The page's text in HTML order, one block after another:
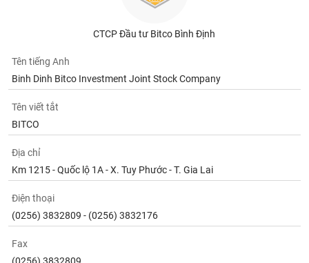
CTCP Đầu tư Bitco Bình Định
Tên tiếng Anh
Binh Dinh Bitco Investment Joint Stock Company
Tên viết tắt
BITCO
Địa chỉ
Km 1215 - Quốc lộ 1A - X. Tuy Phước - T. Gia Lai
Điện thoại
(0256) 3832809 - (0256) 3832176
Fax